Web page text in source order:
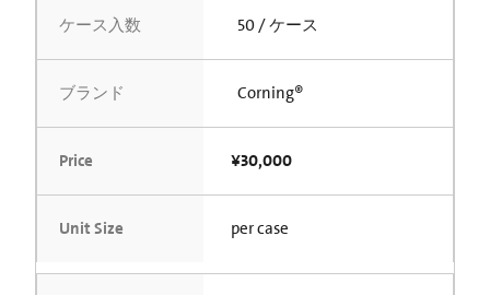
ケース入数 50 / ケース
ブランド Corning®
Price ¥30,000
Unit Size per case